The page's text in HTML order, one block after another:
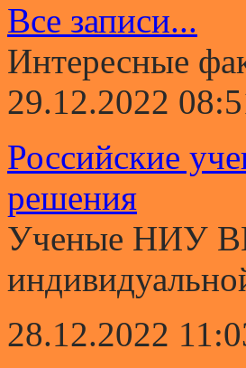
Все записи...
Интересные
29.12.2022
Российские
решения
Ученые НИУ
28.12.2022